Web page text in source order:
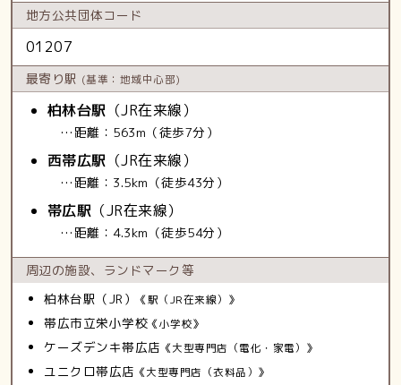
地方公共団体コード
01207
最寄り駅 (基準：地域中心部)
柏林台駅 （JR在来線）
…距離：563m（徒歩7分）
西帯広駅 （JR在来線）
…距離：3.5km（徒歩43分）
帯広駅 （JR在来線）
…距離：4.3km（徒歩54分）
周辺の施設、 ランドマーク等
柏林台駅（JR）
《駅（JR在来線）》
帯広市立栄小学校 《小学校》
ケーズデンキ帯広店 《大型専門店（電化・家電）》
ユニクロ帯広店 《大型専門店（衣料品）》